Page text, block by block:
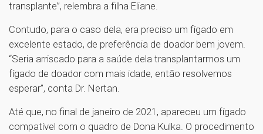
transplante”, relembra a filha Eliane.
Contudo, para o caso dela, era preciso um fígado em
excelente estado, de preferência de doador bem jovem.
“Seria arriscado para a saúde dela transplantarmos um
fígado de doador com mais idade, então resolvemos
esperar”, conta Dr. Nertan.
Até que, no final de janeiro de 2021, apareceu um fígado
compatível com o quadro de Dona Kulka. O procedimento